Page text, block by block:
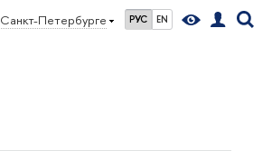
Санкт-Петербурге РУС EN